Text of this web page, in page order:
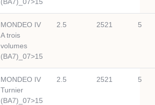
MONDEO IV
A trois
volumes
(BA7)_07>15
2.5 2521 5
MONDEO IV
Turnier
(BA7)_07>15
2.5 2521 5